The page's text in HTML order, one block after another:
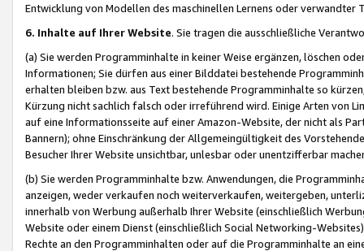
Entwicklung von Modellen des maschinellen Lernens oder
6. Inhalte auf Ihrer Website. Sie tragen die ausschließliche
(a) Sie werden Programminhalte in keiner Weise ergänzen, löschen
Informationen; Sie dürfen aus einer Bilddatei bestehende
erhalten bleiben bzw. aus Text bestehende Programminhalte so
Kürzung nicht sachlich falsch oder irreführend wird. Einige Arten von
auf eine Informationsseite auf einer Amazon-Website, der nicht als
Bannern); ohne Einschränkung der Allgemeingültigkeit des
Besucher Ihrer Website unsichtbar, unlesbar oder unentzifferbar
(b) Sie werden Programminhalte bzw. Anwendungen, die
anzeigen, weder verkaufen noch weiterverkaufen, weitergeben,
innerhalb von Werbung außerhalb Ihrer Website (einschließlich
Website oder einem Dienst (einschließlich Social Networking-
Rechte an den Programminhalten oder auf die Programminhalte an